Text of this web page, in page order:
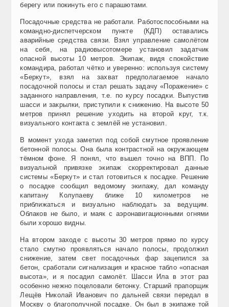
берегу или покинуть его с парашютами.
Посадочные средства не работали. Работоспособными на
командно-диспетчерском пункте (КДП) оставались
аварийные средства связи. Взял управление самолётом
на себя, на радиовысотомере установил задатчик
опасной высоты 10 метров. Экипаж, видя спокойствие
командира, работал чётко и уверенно: используя систему
«Беркут», взял на захват предполагаемое начало
посадочной полосы и стал решать задачу «Поражение» с
заданного направления, т.е. по курсу посадки. Выпустив
шасси и закрылки, приступили к снижению. На высоте 50
метров принял решение уходить на второй круг, т.к.
визуального контакта с землёй не установил.
В момент ухода заметил под собой смутное проявление
бетонной полосы. Она была контрастной на окружающем
тёмном фоне. Я понял, что вышел точно на ВПП. По
визуальной привязке экипаж скорректировал данные
системы «Беркут» и стал готовиться к посадке. Решение
о посадке сообщил ведомому экипажу, дал команду
капитану Колупаеву ближе 10 километров не
приближаться и визуально наблюдать за ведущим.
Облаков не было, и маяк с аэронавигационными огнями
были хорошо видны.
На втором заходе с высоты 30 метров прямо по курсу
стало смутно проявляться начало полосы, продолжил
снижение, затем свет посадочных фар зацепился за
бетон, сработали сигнализация и красное табло «опасная
высота», и я посадил самолёт. Шасси Ила в этот раз
особенно нежно поцеловали бетонку. Старший прапорщик
Лещёв Николай Иванович по дальней связи передал в
Москву о благополучной посадке. Он был в экипаже той